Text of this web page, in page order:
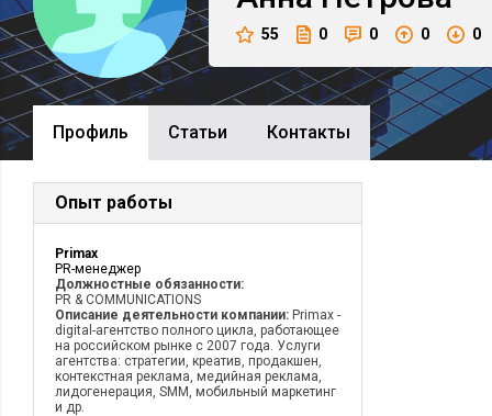
55 0 0 0 0
Профиль Cтатьи Контакты
Опыт работы
Primax
PR-менеджер
Должностные обязанности:
PR & COMMUNICATIONS
Описание деятельности компании: Primax -
digital-агентство полного цикла, работающее
на российском рынке с 2007 года. Услуги
агентства: стратегии, креатив, продакшен,
контекстная реклама, медийная реклама,
лидогенерация, SMM, мобильный маркетинг
и др.